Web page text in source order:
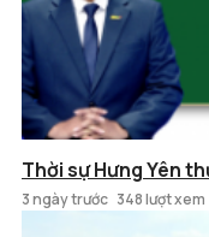
Thời sự Hưng Yên
3 ngày trước 348 lượt xem